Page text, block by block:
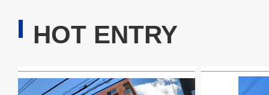
HOT ENTRY